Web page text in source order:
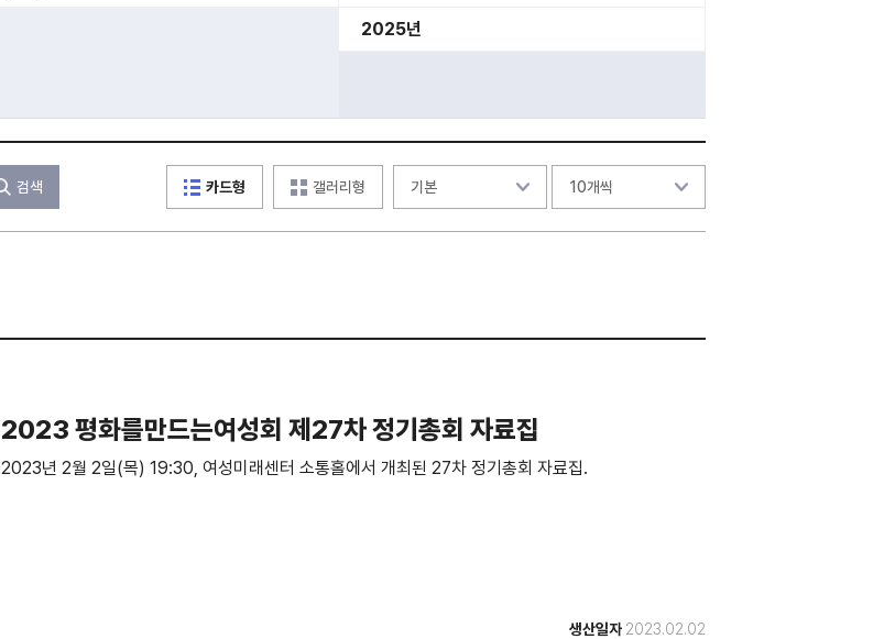
2025년
검색 카드형 갤러리형
2023 평화를만드는여성회 제27차 정기총회 자료집
2023년 2월 2일(목) 19:30, 여성미래센터 소통홀에서 개최된 27차 정기총회 자료집.
생산일자 2023.02.02